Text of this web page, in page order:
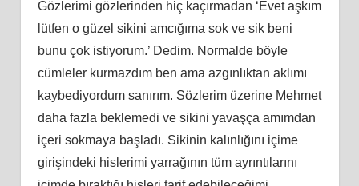
Gözlerimi gözlerinden hiç kaçırmadan ‘Evet aşkım
lütfen o güzel sikini amcığıma sok ve sik beni
bunu çok istiyorum.’ Dedim. Normalde böyle
cümleler kurmazdım ben ama azgınlıktan aklımı
kaybediyordum sanırım. Sözlerim üzerine Mehmet
daha fazla beklemedi ve sikini yavaşça amımdan
içeri sokmaya başladı. Sikinin kalınlığını içime
girişindeki hislerimi yarrağının tüm ayrıntılarını